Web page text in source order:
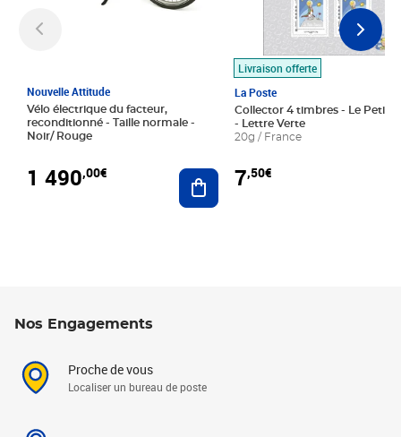
Nouvelle Attitude
Vélo électrique du facteur,
reconditionné - Taille normale -
Noir/ Rouge
1 490,00€ Ajouter au panier
Livraison offerte
La Poste
Collector 4 timbres - Le Petit
- Lettre Verte
20g / France
7,50€
Nos Engagements
Proche de vous
Localiser un bureau de poste